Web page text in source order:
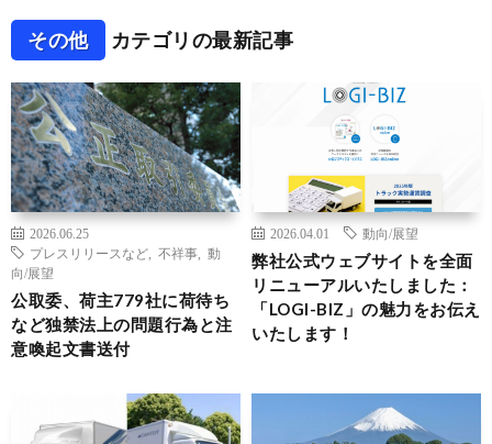
その他 カテゴリの最新記事
2026.06.25
プレスリリースなど
不祥事
動
向/展望
公取委、荷主779社に荷待ち
など独禁法上の問題行為と注
意喚起文書送付
2026.04.01 動向/展望
弊社公式ウェブサイトを全面
リニューアルいたしました：
「LOGI-BIZ」の魅力をお伝え
いたします！